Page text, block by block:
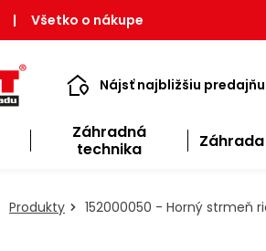
| Všetko o nákupe
Nájsť najbližšiu predajňu
Záhradná
technika
Záhrada
Produkty 152000050 - Horný strmeň